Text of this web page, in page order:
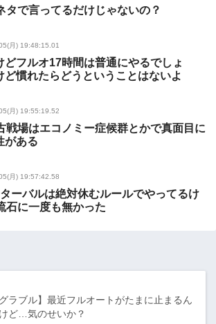
タで言ってるだけじゃないの？
月) 19:48:15.01
どフルオ17時間は普通にやるでしょ
ど慣れたらどうということはないよ
月) 19:55:19.52
戦場はエコノミー症候群とかで真面目に
がある
月) 19:57:42.58
ーバルは絶対休むルールでやってるけ
石に一度も無かった
グラブル】最近フルオートがたまに止まるん
ど…気のせいか？